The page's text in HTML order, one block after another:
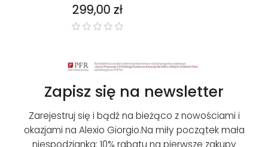
Cena
299,00 zł
Zapisz się na newsletter
Zarejestruj się i bądź na bieżąco z nowościami i
okazjami na Alexio Giorgio.Na miły początek mała
niespodzianka: 10% rabatu na pierwsze zakupy